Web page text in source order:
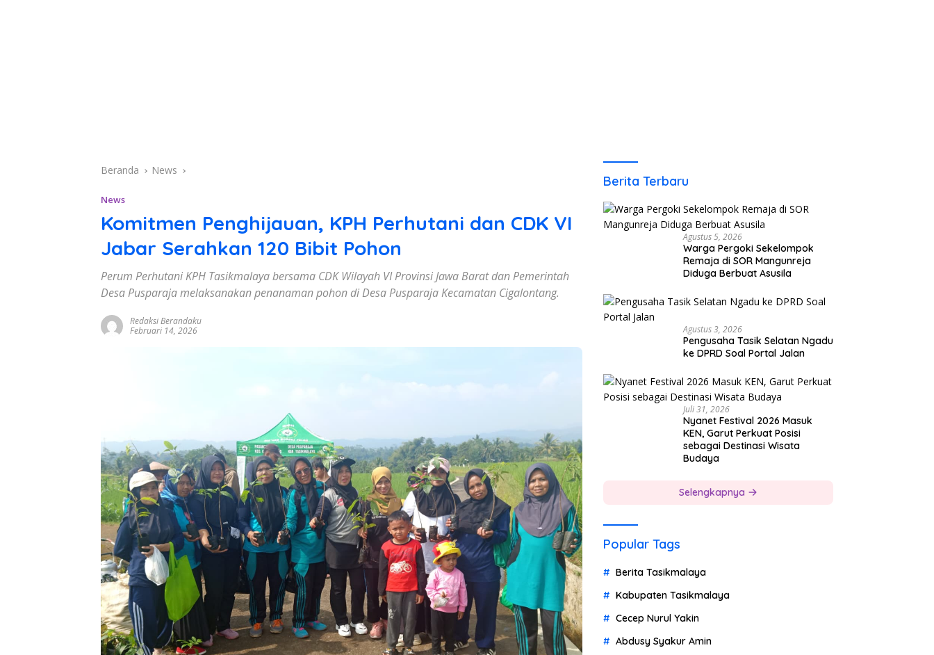
Beranda News
News
Komitmen Penghijauan, KPH Perhutani dan CDK VI
Jabar Serahkan 120 Bibit Pohon
Perum Perhutani KPH Tasikmalaya bersama CDK Wilayah VI Provinsi Jawa Barat dan Pemerintah
Desa Pusparaja melaksanakan penanaman pohon di Desa Pusparaja Kecamatan Cigalontang.
Redaksi Berandaku
Februari 14, 2026
Berita Terbaru
Agustus 5, 2026
Warga Pergoki Sekelompok
Remaja di SOR Mangunreja
Diduga Berbuat Asusila
Agustus 3, 2026
Pengusaha Tasik Selatan Ngadu
ke DPRD Soal Portal Jalan
Juli 31, 2026
Nyanet Festival 2026 Masuk
KEN, Garut Perkuat Posisi
sebagai Destinasi Wisata
Budaya
Selengkapnya
Popular Tags
Berita Tasikmalaya
Kabupaten Tasikmalaya
Cecep Nurul Yakin
Abdusy Syakur Amin